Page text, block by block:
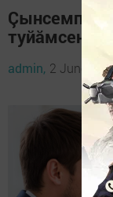
Çынсемпе
admin, 2 June